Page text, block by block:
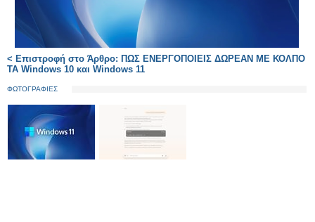
< Επιστροφή στο Άρθρο: ΠΩΣ ΕΝΕΡΓΟΠΟΙΕΙΣ ΔΩΡΕΑΝ ΜΕ ΚΟΛΠΟ
ΤΑ Windows 10 και Windows 11
ΦΩΤΟΓΡΑΦΙΕΣ